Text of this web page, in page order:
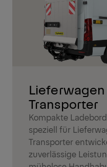
Transporter
Kompakte
speziell für
Transporter
zuverlässige